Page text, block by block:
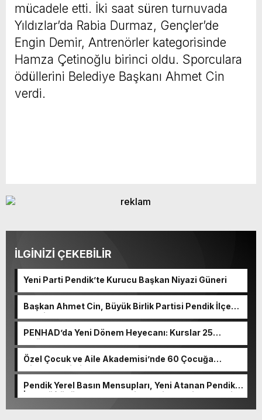
mücadele etti. İki saat süren turnuvada
Yıldızlar’da Rabia Durmaz, Gençler’de
Engin Demir, Antrenörler kategorisinde
Hamza Çetinoğlu birinci oldu. Sporculara
ödüllerini Belediye Başkanı Ahmet Cin
verdi.
İLGİNİZİ ÇEKEBİLİR
Yeni Parti Pendik’te Kurucu Başkan Niyazi Güneri
Başkan Ahmet Cin, Büyük Birlik Partisi Pendik İlçe
Teşkilatı’nın Programına Katıldı
PENHAD’da Yeni Dönem Heyecanı: Kurslar 25
Eylül’de Başlıyor
Özel Çocuk ve Aile Akademisi’nde 60 Çocuğa
Hizmet Verildi
Pendik Yerel Basın Mensupları, Yeni Atanan Pendik
İlçe Müftüsü Dr. Abdulhamid Pehlivan’ı Ziyaret Etti